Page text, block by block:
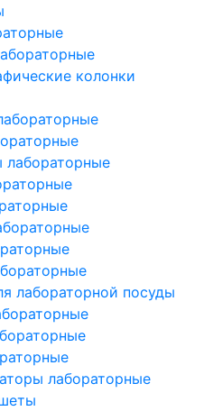
колонки
лабораторные
лабораторной посуды
лабораторные